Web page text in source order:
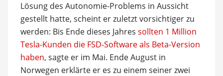
Lösung des Autonomie-Problems in Aussicht
gestellt hatte, scheint er zuletzt vorsichtiger zu
werden: Bis Ende dieses Jahres sollten 1 Million
Tesla-Kunden die FSD-Software als Beta-Version
haben, sagte er im Mai. Ende August in
Norwegen erklärte er es zu einem seiner zwei